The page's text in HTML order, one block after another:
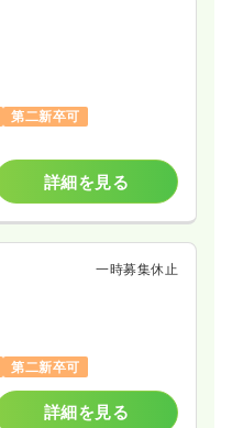
第二新卒可
詳細を見る
一時募集休止
第二新卒可
詳細を見る